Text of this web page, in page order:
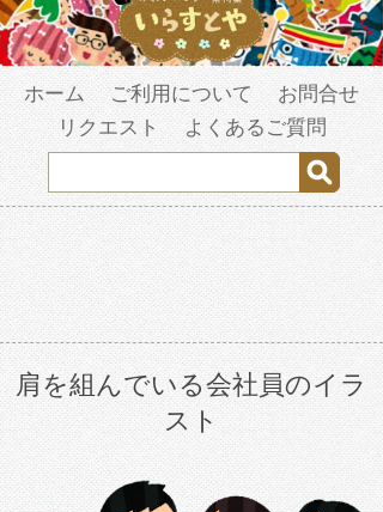
ホーム ご利用について
お問合せ
リクエスト
よくあるご質問
肩を組んでいる会社員のイラ
スト